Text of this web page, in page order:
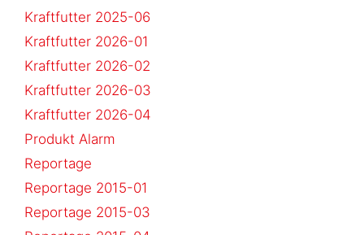
Kraftfutter 2025-06
Kraftfutter 2026-01
Kraftfutter 2026-02
Kraftfutter 2026-03
Kraftfutter 2026-04
Produkt Alarm
Reportage
Reportage 2015-01
Reportage 2015-03